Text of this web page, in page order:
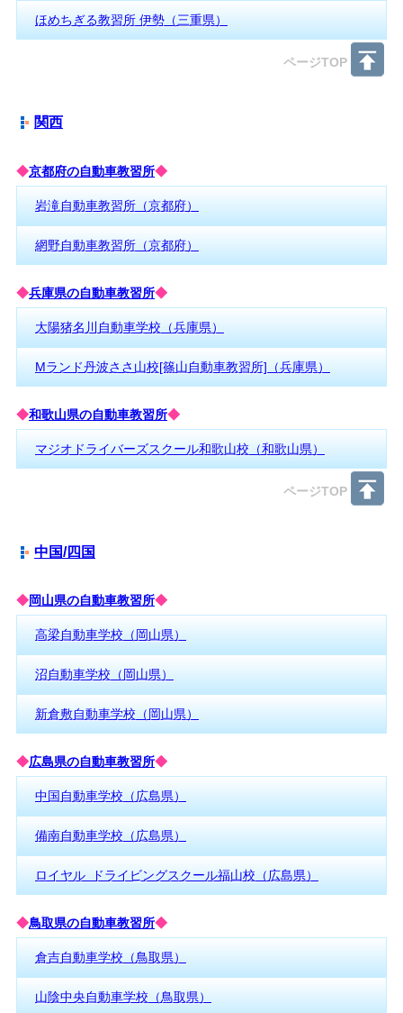
ほめちぎる教習所 伊勢（三重県）
ページTOP
関西
◆京都府の自動車教習所◆
岩滝自動車教習所（京都府）
網野自動車教習所（京都府）
◆兵庫県の自動車教習所◆
大陽猪名川自動車学校（兵庫県）
Mランド丹波ささ山校[篠山自動車教習所]（兵庫県）
◆和歌山県の自動車教習所◆
マジオドライバーズスクール和歌山校（和歌山県）
ページTOP
中国/四国
◆岡山県の自動車教習所◆
高梁自動車学校（岡山県）
沼自動車学校（岡山県）
新倉敷自動車学校（岡山県）
◆広島県の自動車教習所◆
中国自動車学校（広島県）
備南自動車学校（広島県）
ロイヤル ドライビングスクール福山校（広島県）
◆鳥取県の自動車教習所◆
倉吉自動車学校（鳥取県）
山陰中央自動車学校（鳥取県）